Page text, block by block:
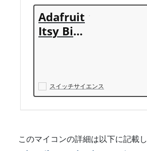
Adafruit
Itsy Bits
サイエン
ス
スイッチサイエンス
このマイコンの詳細は以下に記載